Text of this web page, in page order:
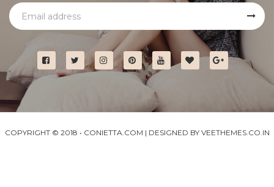
COPYRIGHT © 2018 • CONIETTA.COM | DESIGNED BY VEETHEMES.CO.IN